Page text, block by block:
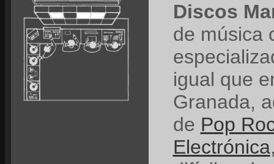
Discos
de música
igual que
Granada,
de Pop
Electrónica